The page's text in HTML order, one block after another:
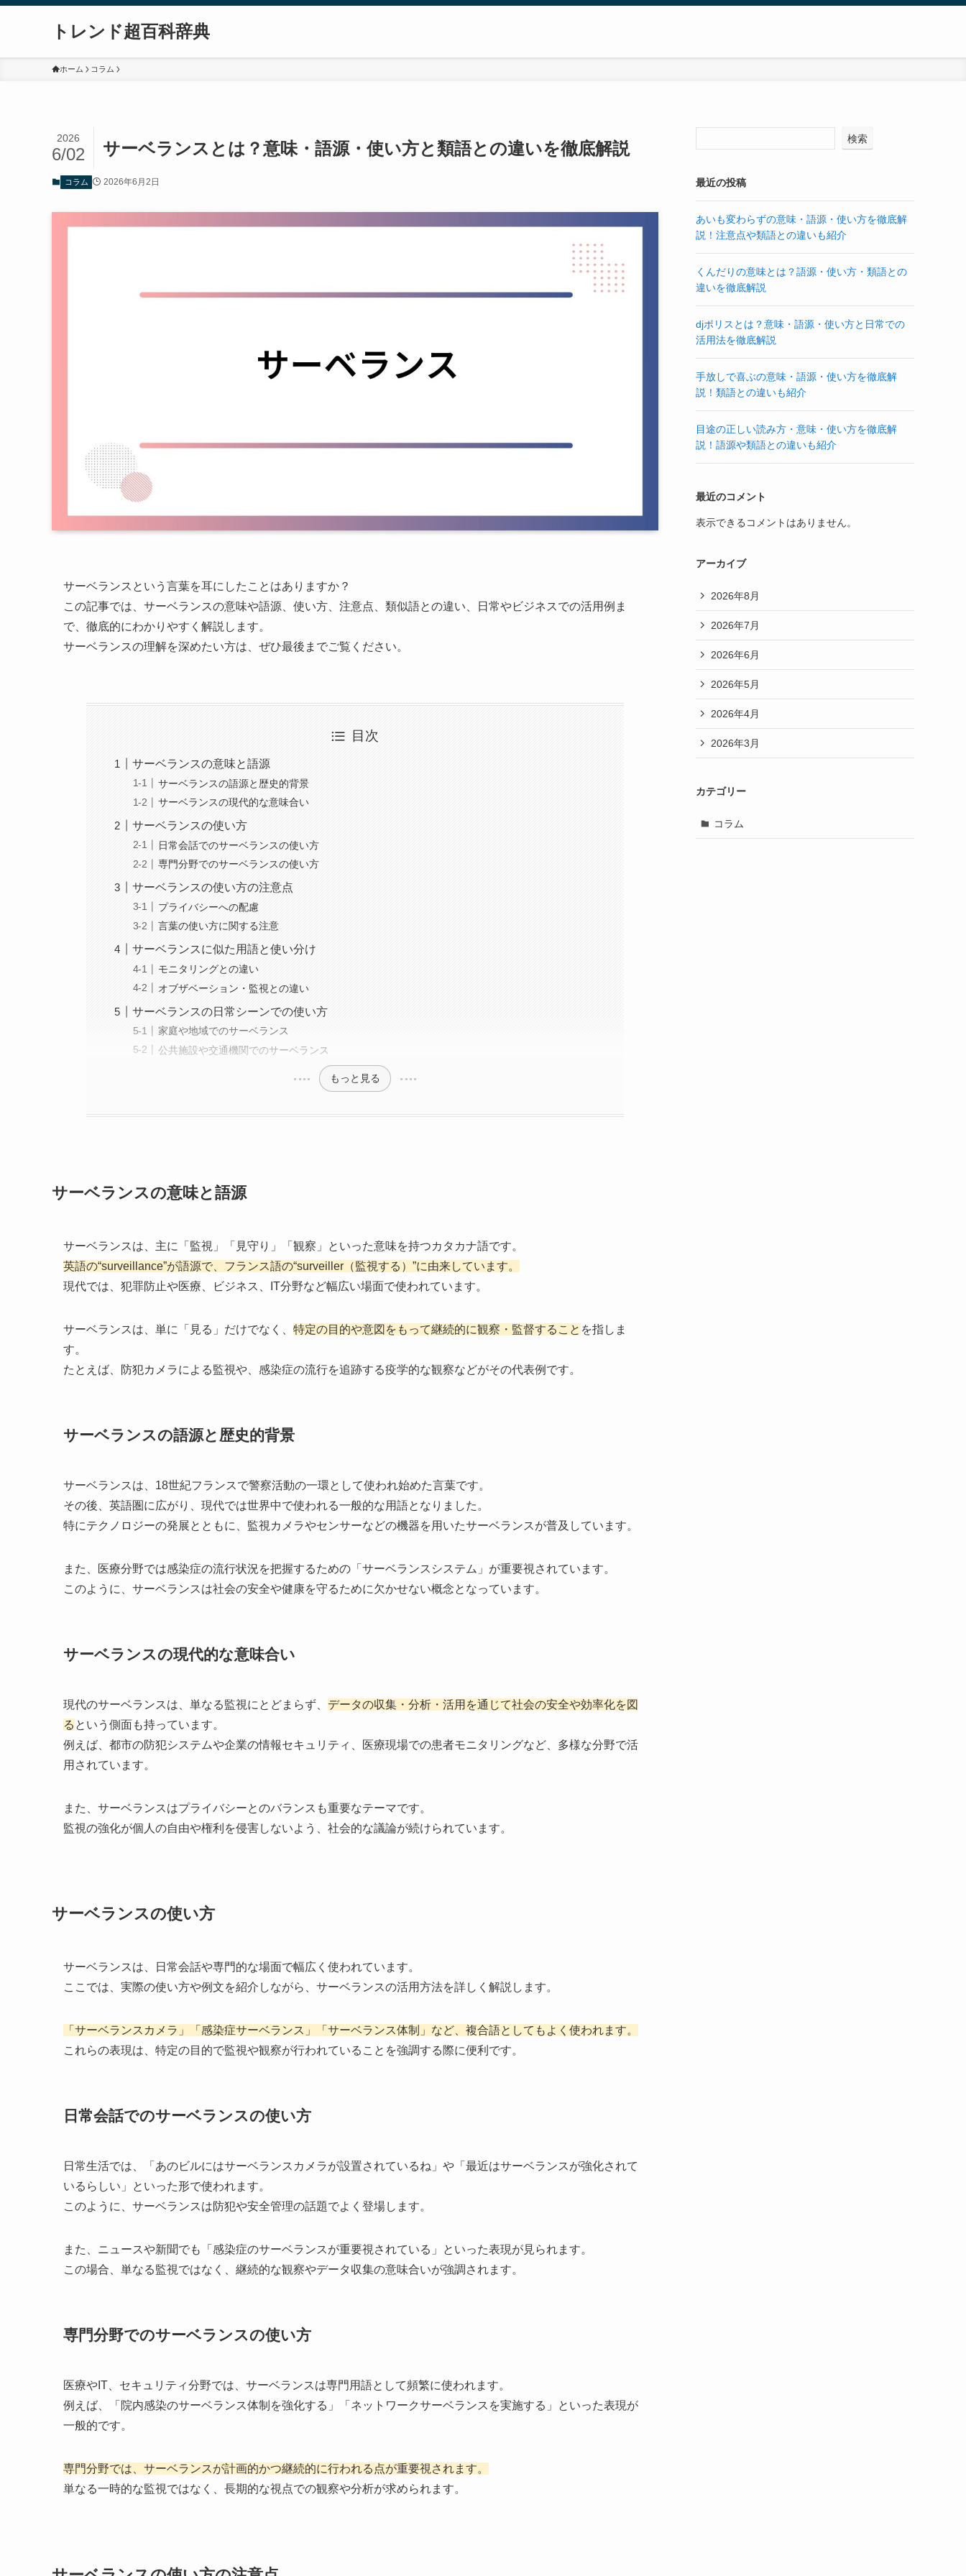
トレンド超百科辞典
ホーム コラム
サーベランスとは？意味・語源・使い方と類語との違いを徹底解説
2026
6/02
コラム 2026年6月2日
サーベランスという言葉を耳にしたことはありますか？
この記事では、サーベランスの意味や語源、使い方、注意点、類似語との違い、日常やビジネスでの活用例ま
で、徹底的にわかりやすく解説します。
サーベランスの理解を深めたい方は、ぜひ最後までご覧ください。
目次
サーベランスの意味と語源
サーベランスの語源と歴史的背景
サーベランスの現代的な意味合い
サーベランスの使い方
日常会話でのサーベランスの使い方
専門分野でのサーベランスの使い方
サーベランスの使い方の注意点
プライバシーへの配慮
言葉の使い方に関する注意
サーベランスに似た用語と使い分け
モニタリングとの違い
オブザベーション・監視との違い
サーベランスの日常シーンでの使い方
家庭や地域でのサーベランス
公共施設や交通機関でのサーベランス
もっと見る
サーベランスの意味と語源
サーベランスは、主に「監視」「見守り」「観察」といった意味を持つカタカナ語です。
英語の“surveillance”が語源で、フランス語の“surveiller（監視する）”に由来しています。
現代では、犯罪防止や医療、ビジネス、IT分野など幅広い場面で使われています。
サーベランスは、単に「見る」だけでなく、 特定の目的や意図をもって継続的に観察・監督すること を指しま
す。
たとえば、防犯カメラによる監視や、感染症の流行を追跡する疫学的な観察などがその代表例です。
サーベランスの語源と歴史的背景
サーベランスは、18世紀フランスで警察活動の一環として使われ始めた言葉です。
その後、英語圏に広がり、現代では世界中で使われる一般的な用語となりました。
特にテクノロジーの発展とともに、監視カメラやセンサーなどの機器を用いたサーベランスが普及しています。
また、医療分野では感染症の流行状況を把握するための「サーベランスシステム」が重要視されています。
このように、サーベランスは社会の安全や健康を守るために欠かせない概念となっています。
サーベランスの現代的な意味合い
現代のサーベランスは、単なる監視にとどまらず、 データの収集・分析・活用を通じて社会の安全や効率化を図
る という側面も持っています。
例えば、都市の防犯システムや企業の情報セキュリティ、医療現場での患者モニタリングなど、多様な分野で活
用されています。
また、サーベランスはプライバシーとのバランスも重要なテーマです。
監視の強化が個人の自由や権利を侵害しないよう、社会的な議論が続けられています。
サーベランスの使い方
サーベランスは、日常会話や専門的な場面で幅広く使われています。
ここでは、実際の使い方や例文を紹介しながら、サーベランスの活用方法を詳しく解説します。
「サーベランスカメラ」「感染症サーベランス」「サーベランス体制」など、複合語としてもよく使われます。
これらの表現は、特定の目的で監視や観察が行われていることを強調する際に便利です。
日常会話でのサーベランスの使い方
日常生活では、「あのビルにはサーベランスカメラが設置されているね」や「最近はサーベランスが強化されて
いるらしい」といった形で使われます。
このように、サーベランスは防犯や安全管理の話題でよく登場します。
また、ニュースや新聞でも「感染症のサーベランスが重要視されている」といった表現が見られます。
この場合、単なる監視ではなく、継続的な観察やデータ収集の意味合いが強調されます。
専門分野でのサーベランスの使い方
医療やIT、セキュリティ分野では、サーベランスは専門用語として頻繁に使われます。
例えば、「院内感染のサーベランス体制を強化する」「ネットワークサーベランスを実施する」といった表現が
一般的です。
専門分野では、サーベランスが計画的かつ継続的に行われる点が重要視されます。
単なる一時的な監視ではなく、長期的な視点での観察や分析が求められます。
検索
最近の投稿
あいも変わらずの意味・語源・使い方を徹底解
説！注意点や類語との違いも紹介
くんだりの意味とは？語源・使い方・類語との
違いを徹底解説
djポリスとは？意味・語源・使い方と日常での
活用法を徹底解説
手放しで喜ぶの意味・語源・使い方を徹底解
説！類語との違いも紹介
目途の正しい読み方・意味・使い方を徹底解
説！語源や類語との違いも紹介
最近のコメント
表示できるコメントはありません。
アーカイブ
2026年8月
2026年7月
2026年6月
2026年5月
2026年4月
2026年3月
カテゴリー
コラム